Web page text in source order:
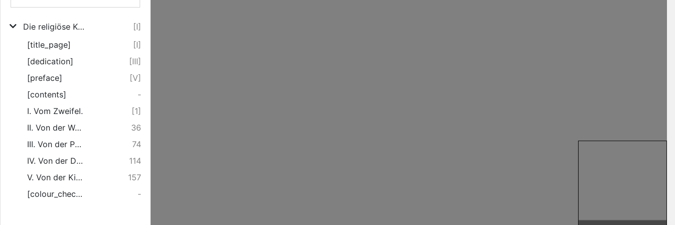
Die religiöse Krisis der Gegenwart
[I]
[title_page]
[I]
[dedication]
[III]
[preface]
[V]
[contents]
-
I. Vom Zweifel.
[1]
II. Von der Weltanschauungskrisis.
36
III. Von der Persönlichkeitskrisis.
74
IV. Von der Dogmenkrisis.
114
V. Von der Kirchenkrisis.
157
[colour_checker]
-